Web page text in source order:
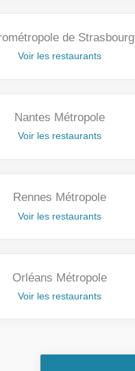
de Strasbourg
Voir les restaurants
Nantes Métropole
Voir les restaurants
Rennes Métropole
Voir les restaurants
Orléans Métropole
Voir les restaurants